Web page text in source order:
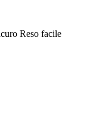
Reso facile